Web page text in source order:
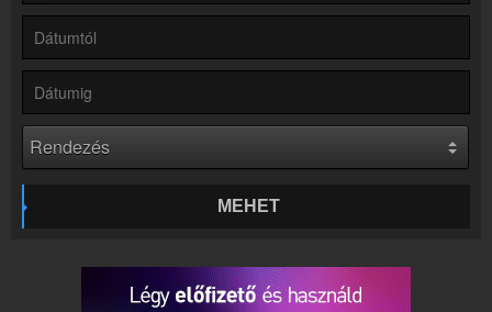
Rádiós partnerek
Ágyazd be weboldaladba
Készítés lépésről lépésre
MEHET